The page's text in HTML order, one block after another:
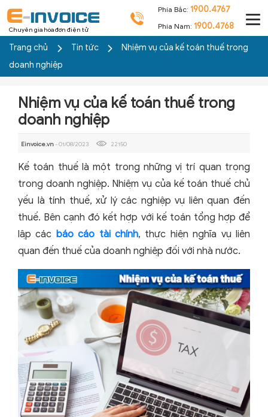
Chuyên gia hóa đơn điện tử
Phía Bắc: 1900.4767
Phía Nam: 1900.4768
Trang chủ Tin tức
Nhiệm vụ của kế toán thuế trong
doanh nghiệp
Nhiệm vụ của kế toán thuế trong
doanh nghiệp
Einvoice.vn- 01/08/2023 22150
Kế toán thuế là một trong những vị trí quan trọng
trong doanh nghiệp. Nhiệm vụ của kế toán thuế chủ
yếu là tính thuế, xử lý các nghiệp vụ liên quan đến
thuế. Bên cạnh đó kết hợp với kế toán tổng hợp để
lập các báo cáo tài chính, thực hiện nghĩa vụ liên
quan đến thuế của doanh nghiệp đối với nhà nước.